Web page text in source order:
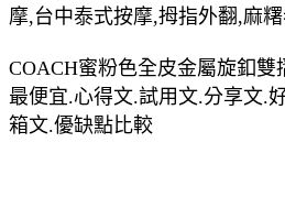
摩,台中泰式按摩,拇指外翻,麻
COACH蜜粉色全皮金屬旋釦雙
最便宜.心得文.試用文.分享文.
箱文.優缺點比較